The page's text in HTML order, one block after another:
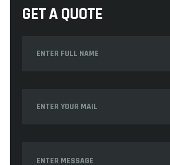
GET A QUOTE